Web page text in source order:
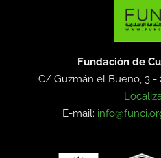
Fundación de
C/ Guzmán el Bueno, 3 -
E-mail: